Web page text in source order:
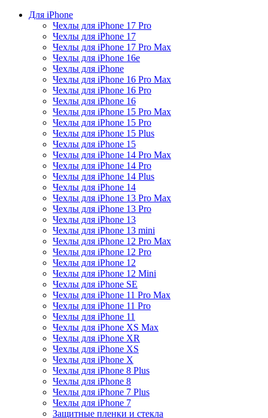
Для iPhone
Чехлы для iPhone 17 Pro
Чехлы для iPhone 17
Чехлы для iPhone 17 Pro Max
Чехлы для iPhone 16e
Чехлы для iPhone
Чехлы для iPhone 16 Pro Max
Чехлы для iPhone 16 Pro
Чехлы для iPhone 16
Чехлы для iPhone 15 Pro Max
Чехлы для iPhone 15 Pro
Чехлы для iPhone 15 Plus
Чехлы для iPhone 15
Чехлы для iPhone 14 Pro Max
Чехлы для iPhone 14 Pro
Чехлы для iPhone 14 Plus
Чехлы для iPhone 14
Чехлы для iPhone 13 Pro Max
Чехлы для iPhone 13 Pro
Чехлы для iPhone 13
Чехлы для iPhone 13 mini
Чехлы для iPhone 12 Pro Max
Чехлы для iPhone 12 Pro
Чехлы для iPhone 12
Чехлы для iPhone 12 Mini
Чехлы для iPhone SE
Чехлы для iPhone 11 Pro Max
Чехлы для iPhone 11 Pro
Чехлы для iPhone 11
Чехлы для iPhone XS Max
Чехлы для iPhone XR
Чехлы для iPhone XS
Чехлы для iPhone X
Чехлы для iPhone 8 Plus
Чехлы для iPhone 8
Чехлы для iPhone 7 Plus
Чехлы для iPhone 7
Защитные пленки и стекла